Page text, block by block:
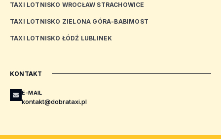
TAXI LOTNISKO WROCŁAW STRACHOWICE
TAXI LOTNISKO ZIELONA GÓRA-BABIMOST
TAXI LOTNISKO ŁÓDŹ LUBLINEK
KONTAKT
E-MAIL
kontakt@dobrataxi.pl